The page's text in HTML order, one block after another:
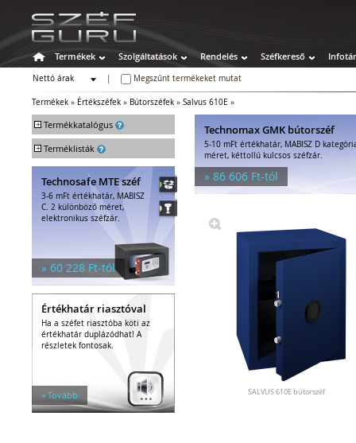
Termékek Szolgáltatások Rendelés Széfkereső Infotár
Nettó árak
Megszűnt termékeket mutat
Termékek » Értékszéfek » Bútorszéfek » Salvus 610E »
+ Termékkatalógus
Széfek
Értékszéfek
Faliszéfek
Padlószéfek
Lemezszekrények
Páncélszekrények
Bedobós értékszéfek
Szuperkasszák
Tűzálló széfek
Speciális széfek
Fegyverszekrények
Hotelszéfek
Széfzárak
Trezorok
+ Terméklisták
Technosafe MTE széf
3-6 mFt értékhatár, MABISZ
C. 2 különböző méret,
elektronikus széfzár.
» 60 228 Ft-tól
Értékhatár riasztóval
Ha a széfet riasztóba köti az
értékhatár duplázódhat! A
részletek fontosak.
» Tovább
Technomax GMK bútorszéf
5-10 mFt értékhatár, MABISZ D
méret, kéttollú kulcsos széfzár.
» 86 606 Ft-tól
SALVUS 610E bútorszéf